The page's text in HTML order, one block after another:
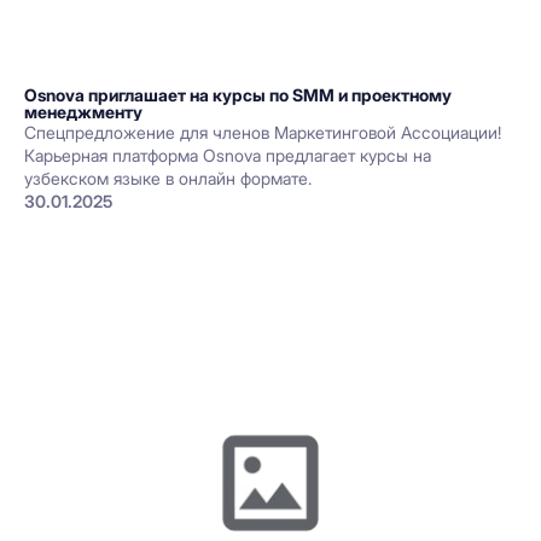
Osnova приглашает на курсы по SMM и проектному
менеджменту
Спецпредложение для членов Маркетинговой Ассоциации!
Карьерная платформа Osnova предлагает курсы на
узбекском языке в онлайн формате.
30.01.2025